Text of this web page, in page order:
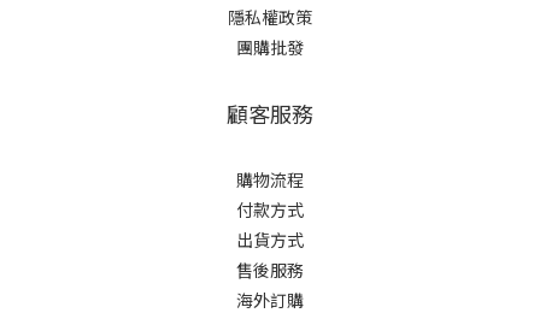
隱私權政策
團購批發
顧客服務
購物流程
付款方式
出貨方式
售後服務
海外訂購